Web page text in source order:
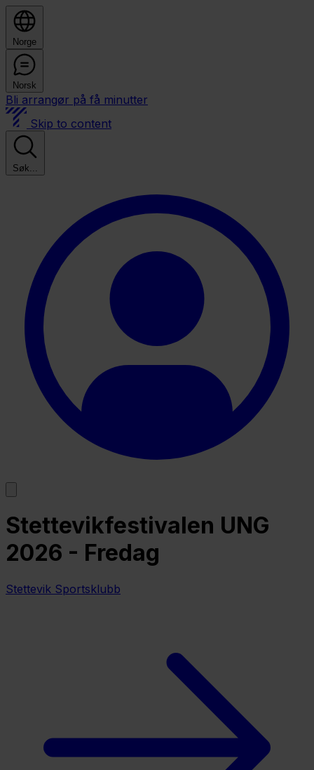
Norge
Norsk
Bli arrangør på få minutter
Skip to content
Søk...
Stettevikfestivalen UNG
2026 - Fredag
Stettevik Sportsklubb